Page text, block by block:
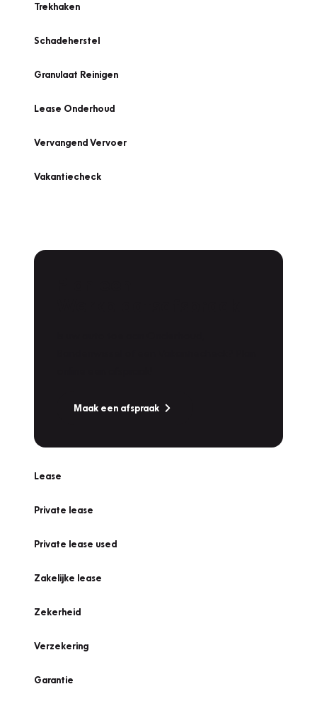
Trekhaken
Schadeherstel
Granulaat Reinigen
Lease Onderhoud
Vervangend Vervoer
Vakantiecheck
Maak een afspraak
Lease
Private lease
Private lease used
Zakelijke lease
Zekerheid
Verzekering
Garantie